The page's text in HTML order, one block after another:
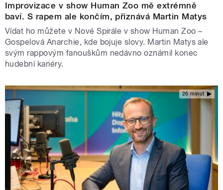
Improvizace v show Human Zoo mě extrémně
baví. S rapem ale končím, přiznává Martin Matys
Vídat ho můžete v Nové Spirále v show Human Zoo –
Gospelová Anarchie, kde bojuje slovy. Martin Matys ale
svým rappovým fanouškům nedávno oznámil konec
hudební kariéry.
26 minut